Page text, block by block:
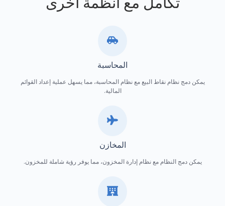
المحاسبة
يمكن دمج نظام نقاط البيع مع نظام المحاسبة، مما يسهل عملية إعداد القوائم
المالية.
المخازن
يمكن دمج النظام مع نظام إدارة المخزون، مما يوفر رؤية شاملة للمخزون.